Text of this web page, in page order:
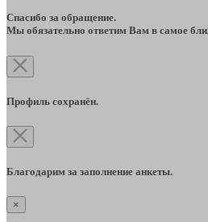
Спасибо за обращение.
Мы обязательно ответим Вам в самое
Профиль сохранён.
Благодарим за заполнение анкеты.
×